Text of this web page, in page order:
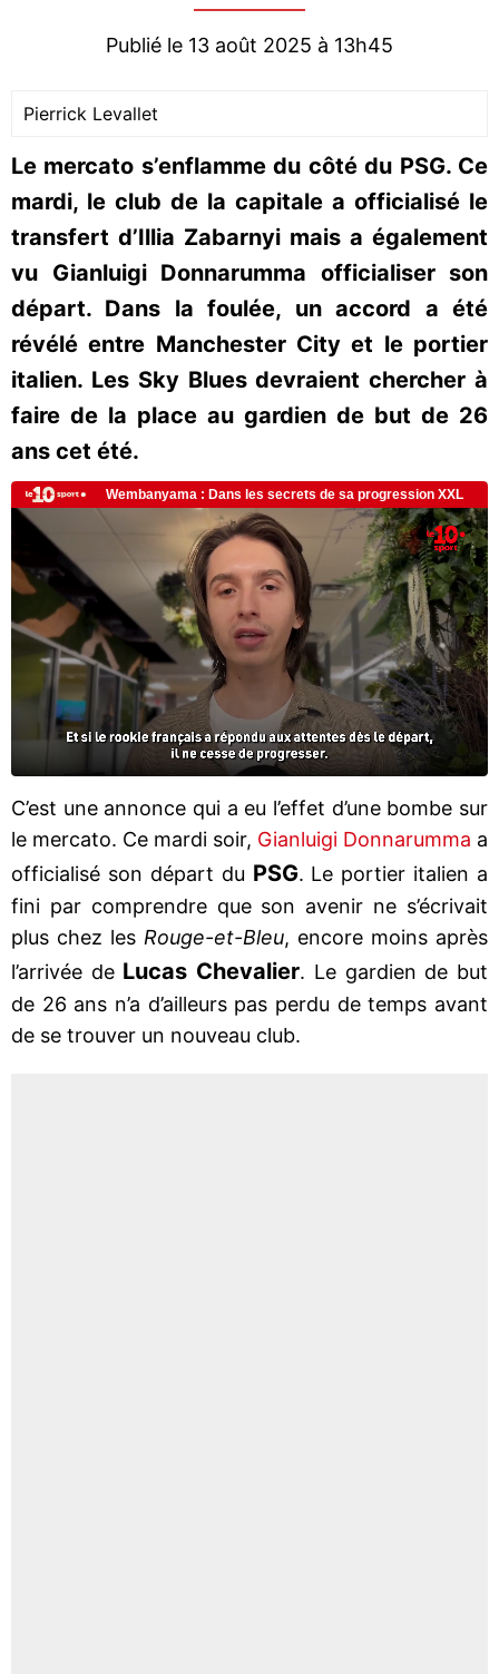
Publié le 13 août 2025 à 13h45
Pierrick Levallet
Le mercato s’enflamme du côté du PSG. Ce
mardi, le club de la capitale a officialisé le
transfert d’Illia Zabarnyi mais a également
vu Gianluigi Donnarumma officialiser son
départ. Dans la foulée, un accord a été
révélé entre Manchester City et le portier
italien. Les Sky Blues devraient chercher à
faire de la place au gardien de but de 26
ans cet été.
C’est une annonce qui a eu l’effet d’une bombe sur
le mercato. Ce mardi soir, Gianluigi Donnarumma a
officialisé son départ du PSG. Le portier italien a
fini par comprendre que son avenir ne s’écrivait
plus chez les Rouge-et-Bleu, encore moins après
l’arrivée de Lucas Chevalier. Le gardien de but
de 26 ans n’a d’ailleurs pas perdu de temps avant
de se trouver un nouveau club.